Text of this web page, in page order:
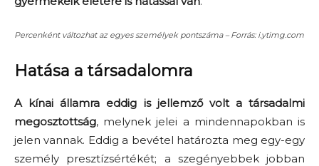
Percenként változhat az egyes személyek pontszáma – Forrás: i.ytimg.com
Hatása a társadalomra
A kínai államra eddig is jellemző volt a társadalmi
megosztottság, melynek jelei a mindennapokban is
jelen vannak. Eddig a bevétel határozta meg egy-egy
személy presztízsértékét; a szegényebbek jobban